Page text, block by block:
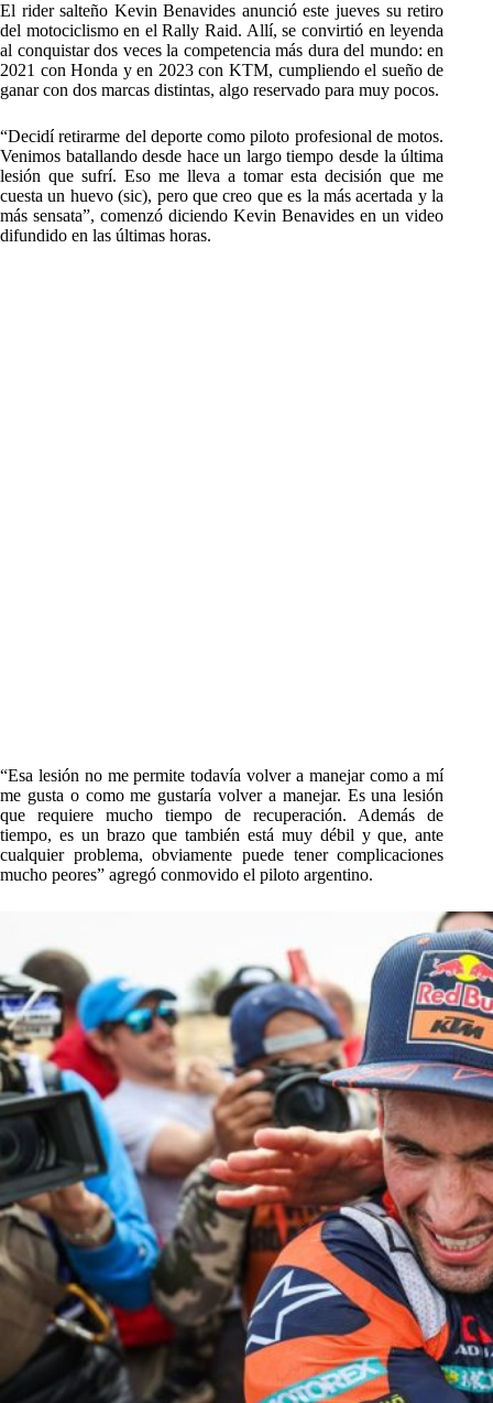
El rider salteño Kevin Benavides anunció este jueves su retiro
del motociclismo en el Rally Raid. Allí, se convirtió en leyenda
al conquistar dos veces la competencia más dura del mundo: en
2021 con Honda y en 2023 con KTM, cumpliendo el sueño de
ganar con dos marcas distintas, algo reservado para muy pocos.
“Decidí retirarme del deporte como piloto profesional de motos.
Venimos batallando desde hace un largo tiempo desde la última
lesión que sufrí. Eso me lleva a tomar esta decisión que me
cuesta un huevo (sic), pero que creo que es la más acertada y la
más sensata”, comenzó diciendo Kevin Benavides en un video
difundido en las últimas horas.
“Esa lesión no me permite todavía volver a manejar como a mí
me gusta o como me gustaría volver a manejar. Es una lesión
que requiere mucho tiempo de recuperación. Además de
tiempo, es un brazo que también está muy débil y que, ante
cualquier problema, obviamente puede tener complicaciones
mucho peores” agregó conmovido el piloto argentino.